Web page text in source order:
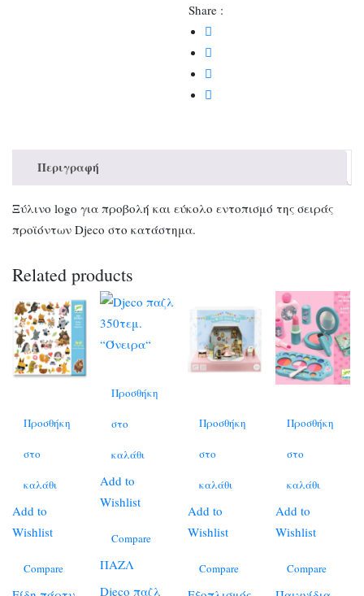
Share :
Περιγραφή
Ξύλινο logo για προβολή και εύκολο εντοπισμό της σειράς
προϊόντων Djeco στο κατάστημα.
Related products
Προσθήκη
στο
καλάθι
Add to
Wishlist
Compare
Προσθήκη
στο
καλάθι
Add to
Wishlist
Compare
ΠΑΖΛ
Djeco παζλ
Προσθήκη
στο
καλάθι
Add to
Wishlist
Compare
Προσθήκη
στο
καλάθι
Add to
Wishlist
Compare